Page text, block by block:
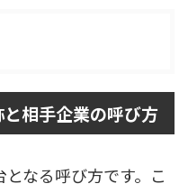
相手企業の呼び方
なる呼び方です。こ